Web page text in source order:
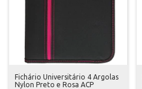
Fichário Universitário 4 Argolas
Nylon Preto e Rosa ACP